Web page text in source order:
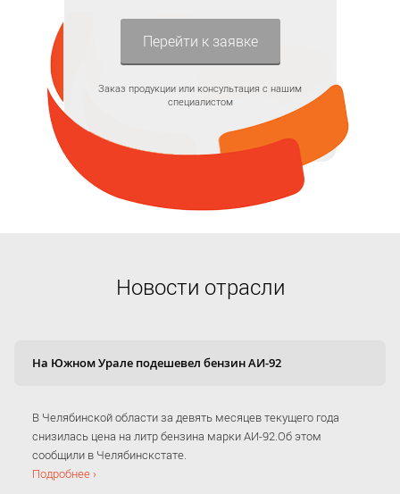
Перейти к заявке
Заказ продукции или консультация с нашим
специалистом
Новости отрасли
На Южном Урале подешевел бензин АИ-92
В Челябинской области за девять месяцев текущего года
снизилась цена на литр бензина марки АИ-92.Об этом
сообщили в Челябинскстате.
Подробнее ›